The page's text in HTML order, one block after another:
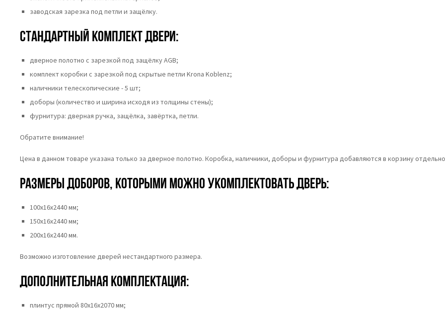
заводская зарезка под петли и защёлку.
Стандартный комплект двери:
дверное полотно с зарезкой под защёлку AGB;
комплект коробки с зарезкой под скрытые петли Krona Koblenz;
наличники телескопические - 5 шт;
доборы (количество и ширина исходя из толщины стены);
фурнитура: дверная ручка, защёлка, завёртка, петли.
Обратите внимание!
Цена в данном товаре указана только за дверное полотно. Коробка, наличники, доборы и фурнитура добавляются в корзину
Размеры доборов, которыми можно укомплектовать дверь:
100х16х2440 мм;
150х16х2440 мм;
200х16х2440 мм.
Возможно изготовление дверей нестандартного размера.
Дополнительная комплектация:
плинтус прямой 80х16х2070 мм;